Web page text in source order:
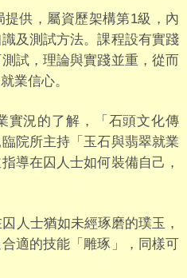
供，屬資歷架構第1級，內
及測試方法。課程設有實踐
試，理論與實踐並重，從而
業信心。
實況的了解，「石頭文化傳
院所主持「玉石與翡翠就業
導在囚人士如何裝備自己，
人士猶如未經琢磨的璞玉，
適的技能「雕琢」，同樣可